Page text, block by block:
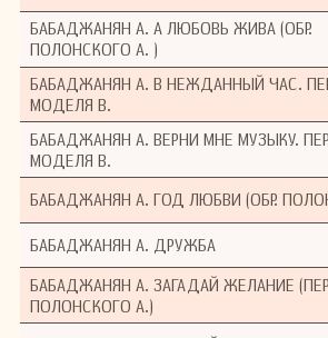
БАБАДЖАНЯН А. А ЛЮБОВЬ ЖИВА (ОБР.
ПОЛОНСКОГО А. )
БАБАДЖАНЯН А. В НЕЖДАННЫЙ ЧАС.
МОДЕЛЯ В.
БАБАДЖАНЯН А. ВЕРНИ МНЕ МУЗЫКУ.
МОДЕЛЯ В.
БАБАДЖАНЯН А. ГОД ЛЮБВИ (ОБР.
БАБАДЖАНЯН А. ДРУЖБА
БАБАДЖАНЯН А. ЗАГАДАЙ ЖЕЛАНИЕ
ПОЛОНСКОГО А.)